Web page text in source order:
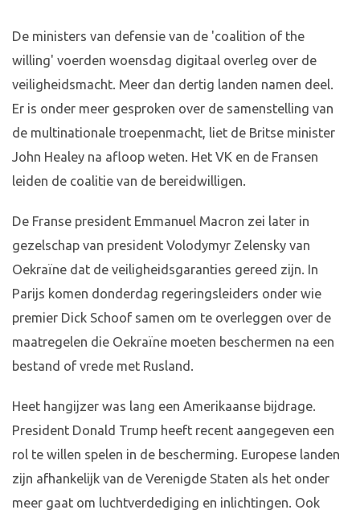
De ministers van defensie van de 'coalition of the
willing' voerden woensdag digitaal overleg over de
veiligheidsmacht. Meer dan dertig landen namen deel.
Er is onder meer gesproken over de samenstelling van
de multinationale troepenmacht, liet de Britse minister
John Healey na afloop weten. Het VK en de Fransen
leiden de coalitie van de bereidwilligen.
De Franse president Emmanuel Macron zei later in
gezelschap van president Volodymyr Zelensky van
Oekraïne dat de veiligheidsgaranties gereed zijn. In
Parijs komen donderdag regeringsleiders onder wie
premier Dick Schoof samen om te overleggen over de
maatregelen die Oekraïne moeten beschermen na een
bestand of vrede met Rusland.
Heet hangijzer was lang een Amerikaanse bijdrage.
President Donald Trump heeft recent aangegeven een
rol te willen spelen in de bescherming. Europese landen
zijn afhankelijk van de Verenigde Staten als het onder
meer gaat om luchtverdediging en inlichtingen. Ook